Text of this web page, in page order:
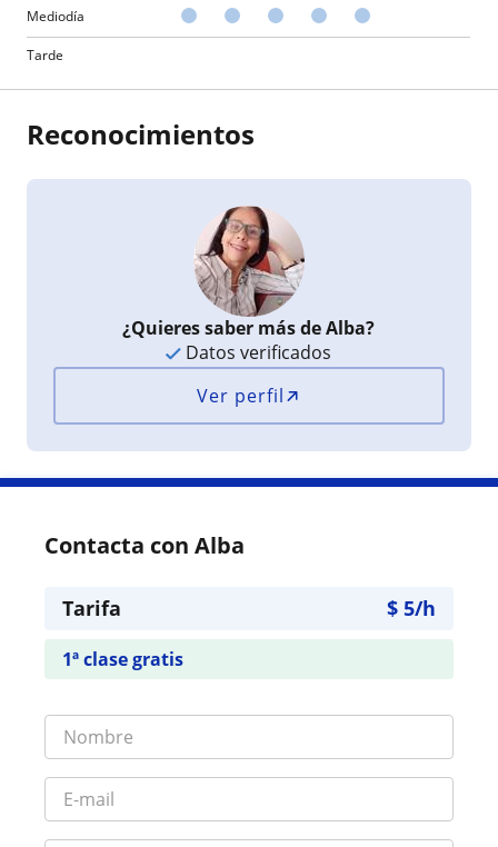
Mediodía
Tarde
Reconocimientos
¿Quieres saber más de Alba?
Datos verificados
Ver perfil
Contacta con Alba
Tarifa $ 5/h
1ª clase gratis